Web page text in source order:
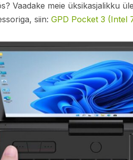
Vaadake meie üksikasjalikku
siin: GPD Pocket 3 (Intel